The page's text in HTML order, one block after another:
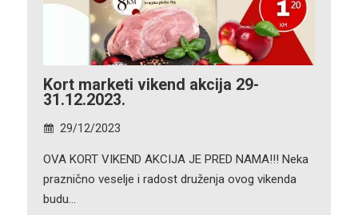
Kort marketi vikend akcija 29-
31.12.2023.
29/12/2023
OVA KORT VIKEND AKCIJA JE PRED NAMA!!! Neka
praznično veselje i radost druženja ovog vikenda
budu…